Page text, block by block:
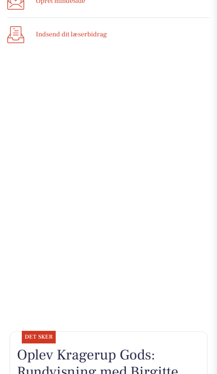
Indsend dit læserbidrag
DET SKER
Oplev Kragerup Gods: